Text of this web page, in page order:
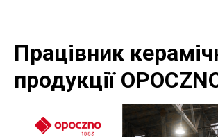
Працівник
продукції